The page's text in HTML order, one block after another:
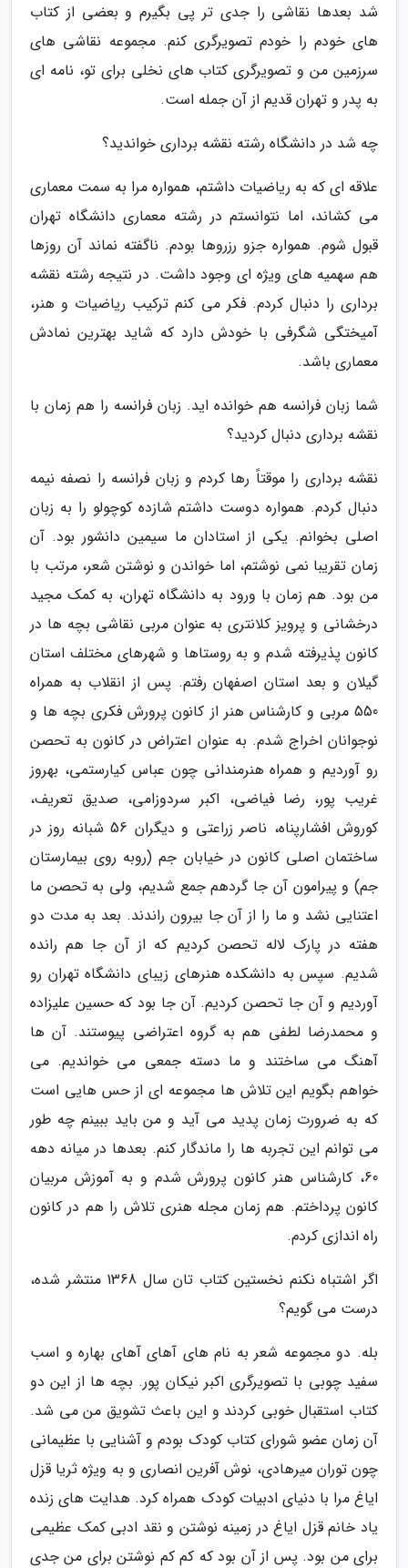
شد بعدها نقاشی را جدی تر پی بگیرم و بعضی از کتاب
های خودم را خودم تصویرگری کنم. مجموعه نقاشی های
سرزمین من و تصویرگری کتاب های نخلی برای تو، نامه ای
به پدر و تهران قدیم از آن جمله است.
چه شد در دانشگاه رشته نقشه برداری خواندید؟
علاقه ای که به ریاضیات داشتم، همواره مرا به سمت معماری
می کشاند، اما نتوانستم در رشته معماری دانشگاه تهران
قبول شوم. همواره جزو رزروها بودم. ناگفته نماند آن روزها
هم سهمیه های ویژه ای وجود داشت. در نتیجه رشته نقشه
برداری را دنبال کردم. فکر می کنم ترکیب ریاضیات و هنر،
آمیختگی شگرفی با خودش دارد که شاید بهترین نمادش
معماری باشد.
شما زبان فرانسه هم خوانده اید. زبان فرانسه را هم زمان با
نقشه برداری دنبال کردید؟
نقشه برداری را موقتاً رها کردم و زبان فرانسه را نصفه نیمه
دنبال کردم. همواره دوست داشتم شازده کوچولو را به زبان
اصلی بخوانم. یکی از استادان ما سیمین دانشور بود. آن
زمان تقریبا نمی نوشتم، اما خواندن و نوشتن شعر، مرتب با
من بود. هم زمان با ورود به دانشگاه تهران، به کمک مجید
درخشانی و پرویز کلانتری به عنوان مربی نقاشی بچه ها در
کانون پذیرفته شدم و به روستاها و شهرهای مختلف استان
گیلان و بعد استان اصفهان رفتم. پس از انقلاب به همراه
550 مربی و کارشناس هنر از کانون پرورش فکری بچه ها و
نوجوانان اخراج شدم. به عنوان اعتراض در کانون به تحصن
رو آوردیم و همراه هنرمندانی چون عباس کیارستمی، بهروز
غریب پور، رضا فیاضی، اکبر سردوزامی، صدیق تعریف،
کوروش افشارپناه، ناصر زراعتی و دیگران 56 شبانه روز در
ساختمان اصلی کانون در خیابان جم (روبه روی بیمارستان
جم) و پیرامون آن جا گردهم جمع شدیم، ولی به تحصن ما
اعتنایی نشد و ما را از آن جا بیرون راندند. بعد به مدت دو
هفته در پارک لاله تحصن کردیم که از آن جا هم رانده
شدیم. سپس به دانشکده هنرهای زیبای دانشگاه تهران رو
آوردیم و آن جا تحصن کردیم. آن جا بود که حسین علیزاده
و محمدرضا لطفی هم به گروه اعتراضی پیوستند. آن ها
آهنگ می ساختند و ما دسته جمعی می خواندیم. می
خواهم بگویم این تلاش ها مجموعه ای از حس هایی است
که به ضرورت زمان پدید می آید و من باید ببینم چه طور
می توانم این تجربه ها را ماندگار کنم. بعدها در میانه دهه
60، کارشناس هنر کانون پرورش شدم و به آموزش مربیان
کانون پرداختم. هم زمان مجله هنری تلاش را هم در کانون
راه اندازی کردم.
اگر اشتباه نکنم نخستین کتاب تان سال 1368 منتشر شده،
درست می گویم؟
بله. دو مجموعه شعر به نام های آهای آهای بهاره و اسب
سفید چوبی با تصویرگری اکبر نیکان پور. بچه ها از این دو
کتاب استقبال خوبی کردند و این باعث تشویق من می شد.
آن زمان عضو شورای کتاب کودک بودم و آشنایی با عظیمانی
چون توران میرهادی، نوش آفرین انصاری و به ویژه ثریا قزل
ایاغ مرا با دنیای ادبیات کودک همراه کرد. هدایت های زنده
یاد خانم قزل ایاغ در زمینه نوشتن و نقد ادبی کمک عظیمی
برای من بود. پس از آن بود که کم کم نوشتن برای من جدی